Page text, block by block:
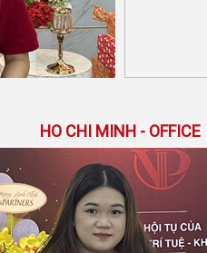
HO CHI MINH - OFFICE